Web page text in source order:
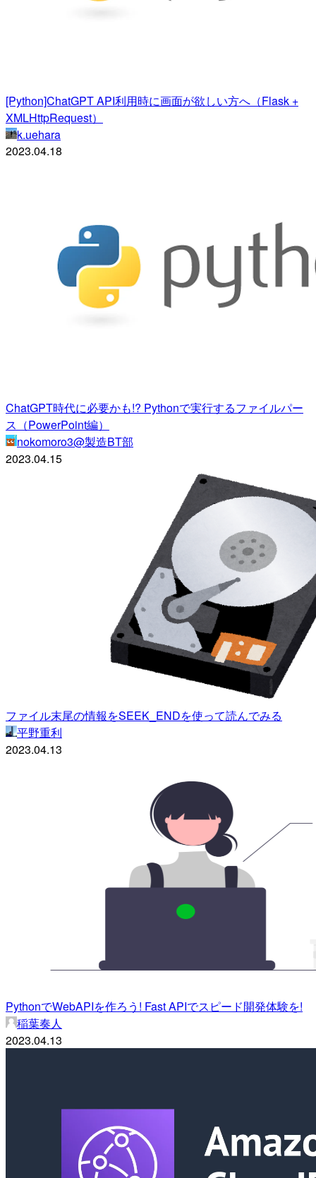
[Python]ChatGPT API利用時に画面が欲しい方へ（Flask +
XMLHttpRequest）
k.uehara
2023.04.18
ChatGPT時代に必要かも!? Pythonで実行するファイルパー
ス（PowerPoint編）
nokomoro3@製造BT部
2023.04.15
ファイル末尾の情報をSEEK_ENDを使って読んでみる
平野重利
2023.04.13
PythonでWebAPIを作ろう! Fast APIでスピード開発体験を!
稲葉奏人
2023.04.13